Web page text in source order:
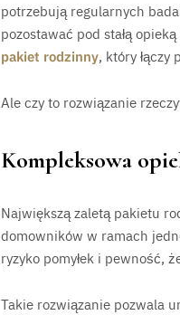
potrzebują regularnych
pozostawać pod stałą
pakiet rodzinny, który łączy
Ale czy to rozwiązanie
Kompleksowa
Największą zaletą pakietu
domowników w ramach
ryzyko pomyłek i pewność,
Takie rozwiązanie pozwala